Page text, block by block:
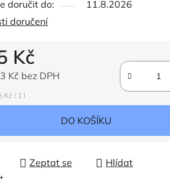
doručit do:
11.8.2026
doručení
Kč
Kč bez DPH
Kč / 1 l
DO KOŠÍKU
Zeptat se
Hlídat